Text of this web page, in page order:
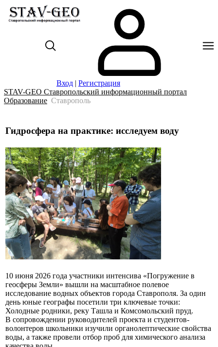
Вход | Регистрация
STAV-GEO Ставропольский информационный портал
Образование Ставрополь
Гидросфера на практике: исследуем воду
10 июня 2026 года участники интенсива «Погружение в
геосферы Земли» вышли на масштабное полевое
исследование водных объектов города Ставрополя. За один
день юные географы посетили три ключевые точки:
Холодные родники, реку Ташла и Комсомольский пруд.
В сопровождении руководителей проекта и студентов-
волонтеров школьники изучили органолептические свойства
воды, а также провели отбор проб для химического анализа